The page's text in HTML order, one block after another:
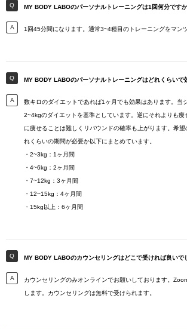
MY BODY LABOのパーソナルトレーニングは1回何分です
1回45分間になります。通常3~4種目のトレーニングをマン
MY BODY LABOのパーソナルトレーニングはどれくらいで
数キロのダイエットであれば1ヶ月でも効果はあります。当
2~4kgのダイエットを基準としています。逆にそれよりも痩
に痩せることは難しくリバウンドの確率も上がります。希
れくらいの期間が必要か以下にまとめています。
・2~3kg：1ヶ月間
・4~6kg：2ヶ月間
・7~12kg：3ヶ月間
・12~15kg：4ヶ月間
・15kg以上：6ヶ月間
MY BODY LABOのカウンセリングはどこで受ければ良いで
カウンセリングのみオンラインでお願いしております。
します。カウンセリングは無料で受けられます。